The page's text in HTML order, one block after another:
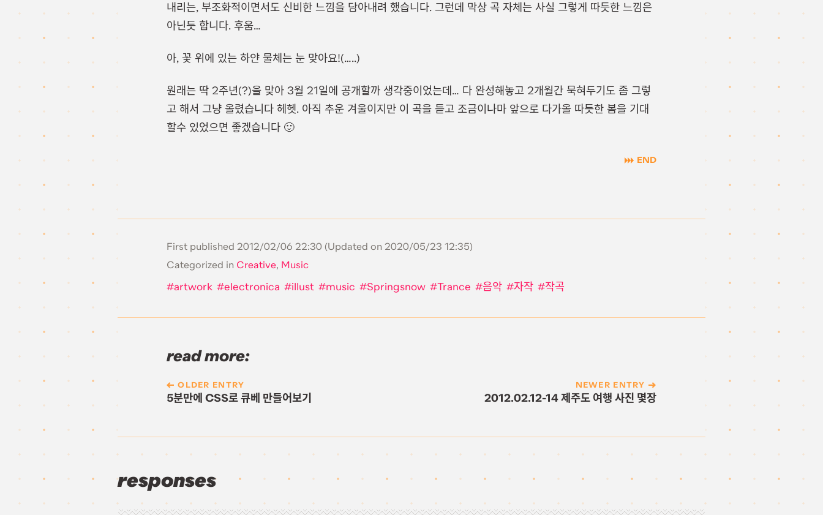
내리는, 부조화적이면서도 신비한 느낌을 담아내려 했습니다. 그런데 막상 곡 자체는 사실 그렇게 따듯한 느낌은
아닌듯 합니다. 후움…
아, 꽃 위에 있는 하얀 물체는 눈 맞아요!(…..)
원래는 딱 2주년(?)을 맞아 3월 21일에 공개할까 생각중이었는데… 다 완성해놓고 2개월간 묵혀두기도 좀 그렇
고 해서 그냥 올렸습니다 헤헷. 아직 추운 겨울이지만 이 곡을 듣고 조금이나마 앞으로 다가올 따듯한 봄을 기대
할수 있었으면 좋겠습니다 🙂
First published 2012/02/06 22:30 (Updated on 2020/05/23 12:35)
Categorized in Creative, Music
artwork electronica illust music Springsnow Trance 음악 자작 작곡
read more:
OLDER ENTRY
5분만에 CSS로 큐베 만들어보기
NEWER ENTRY
2012.02.12-14 제주도 여행 사진 몇장
responses